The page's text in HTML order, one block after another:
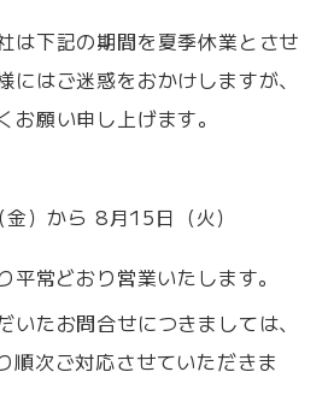
は下記の期間を夏季休業とさせ
にはご迷惑をおかけしますが、
願い申し上げます。
）から 8月15日（火）
常どおり営業いたします。
たお問合せにつきましては、
順次ご対応させていただきま